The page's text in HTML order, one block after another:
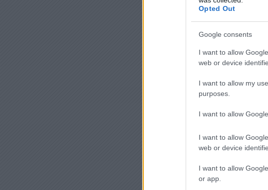
Opted Out
Google consents
I want to allow
web or device
I want to allow my
purposes.
I want to allow
I want to allow
web or device
I want to allow
or app.